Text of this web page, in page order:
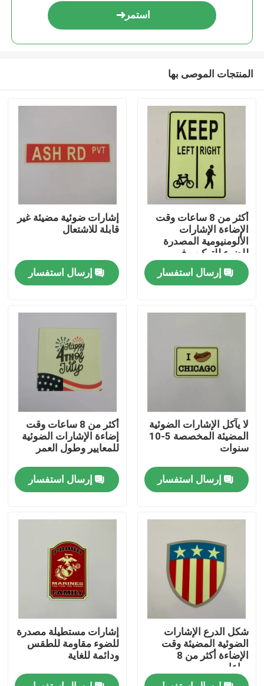
المنتجات
أشرطة فيديو
حول بنا
جولة في المعمل
اتصل بنا
طلب اقتباس
اللافتات الضوئية
علامة خروج بأمان ضوئي
استمر
المنتجات الموصى بها
أكثر من 8 ساعات وقت
الإضاءة الإشارات
الألومنيومية المصدرة
للضوء للتركيب في
السقف
إرسال استفسار
إشارات ضوئية مضيئة غير
قابلة للاشتعال
إرسال استفسار
لا يآكل الإشارات الضوئية
المضيئة المخصصة 5-10
سنوات
إرسال استفسار
أكثر من 8 ساعات وقت
إضاءة الإشارات الضوئية
للمعايير وطول العمر
إرسال استفسار
شكل الدرع الإشارات
الضوئية المضيئة وقت
الإضاءة أكثر من 8
ساعات
إشارات مستطيلة مصدرة
للضوء مقاومة للطقس
ودائمة للغاية